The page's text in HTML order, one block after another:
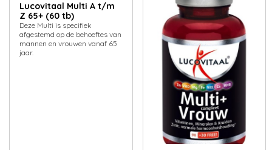
Lucovitaal Multi A t/m
Z 65+ (60 tb)
Deze Multi is specifiek
afgestemd op de behoeftes van
mannen en vrouwen vanaf 65
jaar.